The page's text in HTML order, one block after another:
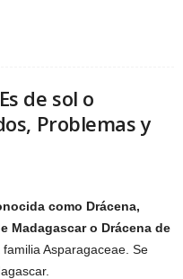
de sol o
Problemas y
como Drácena,
Madagascar o Drácena de
Asparagaceae. Se